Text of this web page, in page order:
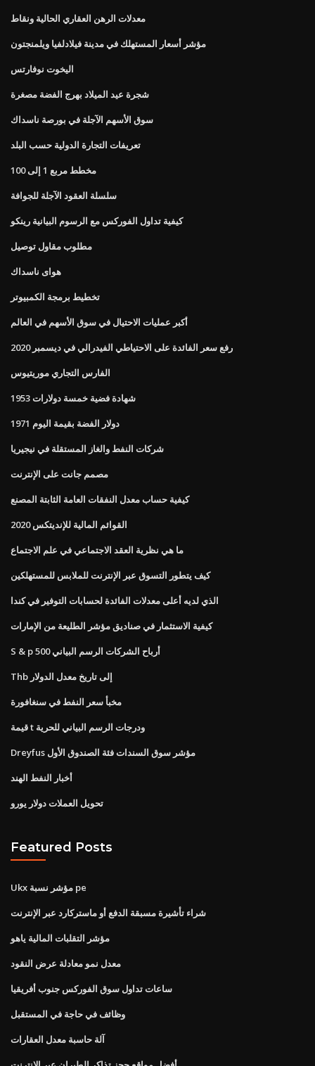
معدلات الرهن العقاري الحالية ونقاط
مؤشر أسعار المستهلك في مدينة فيلادلفيا ويلمنجتون
اليخوت نوفارتس
شجرة عيد الميلاد بهرج الفضة مصغرة
سوق الأسهم الآجلة في بورصة ناسداك
تعريفات التجارة الدولية حسب البلد
مخطط مربع 1 إلى 100
سلسلة العقود الآجلة للجوافة
كيفية تداول الفوركس مع الرسوم البيانية رينكو
مطلوب مقاول توصيل
هواى ناسداك
تخطيط برمجة الكمبيوتر
أكبر عمليات الاحتيال في سوق الأسهم في العالم
رفع سعر الفائدة على الاحتياطي الفيدرالي في ديسمبر 2020
الفارس التجاري موريتيوس
1953 شهادة فضية خمسة دولارات
1971 دولار الفضة بقيمة اليوم
شركات النفط والغاز المستقلة في نيجيريا
مصمم جانت على الإنترنت
كيفية حساب معدل النفقات العامة الثابتة المصنع
القوائم المالية للإنديتكس 2020
ما هي نظرية العقد الاجتماعي في علم الاجتماع
كيف يتطور التسوق عبر الإنترنت للملابس للمستهلكين
الذي لديه أعلى معدلات الفائدة لحسابات التوفير في كندا
كيفية الاستثمار في صناديق مؤشر الطليعة من الإمارات
S & p 500 أرباح الشركات الرسم البياني
Thb إلى تاريخ معدل الدولار
مخبأ سعر النفط في سنغافورة
قيمة t ودرجات الرسم البياني للحرية
Dreyfus مؤشر سوق السندات فئة الصندوق الأول
أخبار النفط الهند
تحويل العملات دولار يورو
Featured Posts
Ukx مؤشر نسبة pe
شراء تأشيرة مسبقة الدفع أو ماستركارد عبر الإنترنت
مؤشر التقلبات المالية ياهو
معدل نمو معادلة عرض النقود
ساعات تداول سوق الفوركس جنوب أفريقيا
وظائف في حاجة في المستقبل
آلة حاسبة معدل العقارات